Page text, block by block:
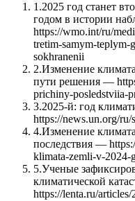
1 .2025 год станет
годом в истории
https://wmo.int/ru/
tretim-samym-
sokhranenii
2.Изменение
пути решения —
prichiny-posledstviia-
3.2025-й: год
https://news.un.org/
4.Изменение
последствия —
klimata-zemli-v-2024-
5.Ученые
климатической
https://lenta.ru/